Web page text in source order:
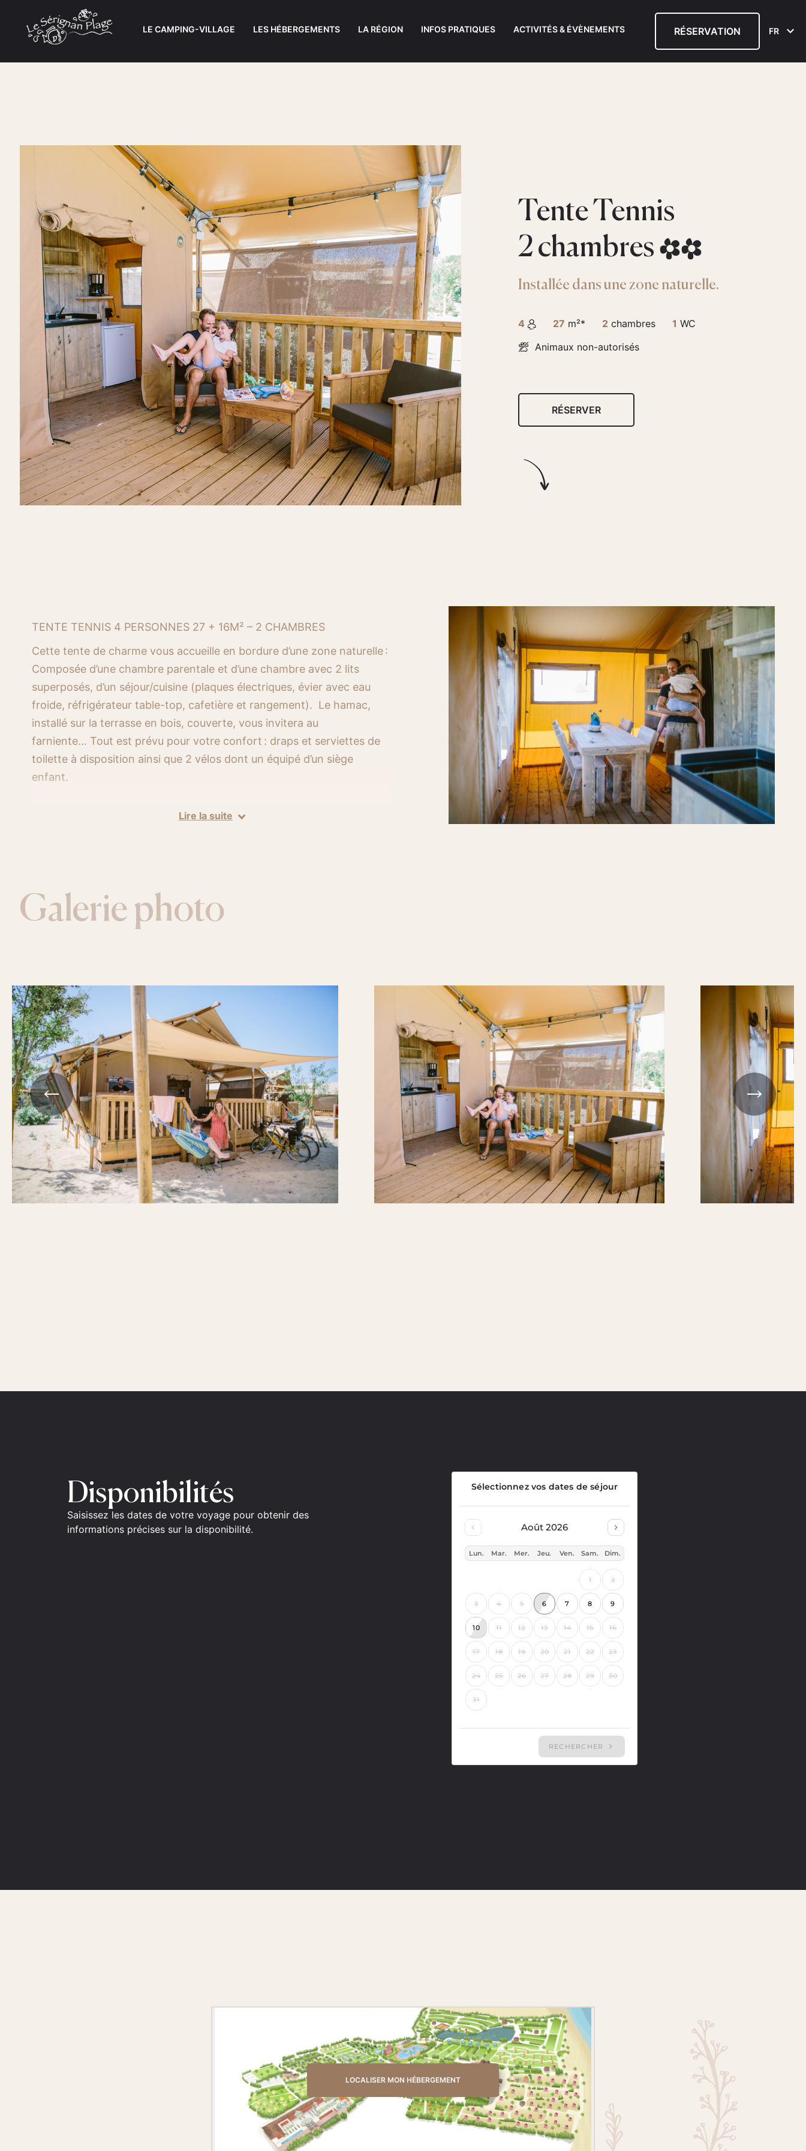
LE CAMPING-VILLAGE LES HÉBERGEMENTS LA RÉGION INFOS PRATIQUES ACTIVITÉS & ÉVÈNEMENTS RÉSERVATION FR
Tente Tennis
2 chambres
Installée dans une zone naturelle.
4 27 m²* 2chambres 1 WC
Animaux non-autorisés
RÉSERVER
TENTE TENNIS 4 PERSONNES 27 + 16M² – 2 CHAMBRES
Cette tente de charme vous accueille en bordure d’une zone naturelle :
Composée d’une chambre parentale et d’une chambreavec 2 lits
superposés, d’un séjour/cuisine (plaques électriques, évier avec eau
froide, réfrigérateur table-top, cafetière et rangement). Le hamac,
installé sur la terrasse en bois, couverte, vous invitera au
farniente… Tout est prévu pour votre confort : draps et serviettes de
toilette à disposition ainsi que 2 vélos dont un équipé d’un siège
enfant.
Lire la suite
Galerie photo
Disponibilités
Saisissez les dates de votre voyage pour obtenir des
informations précises sur la disponibilité.
LOCALISER MON HÉBERGEMENT